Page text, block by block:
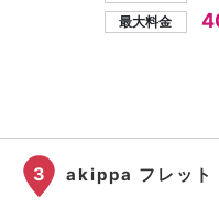
最大料金
3 akippa フレット